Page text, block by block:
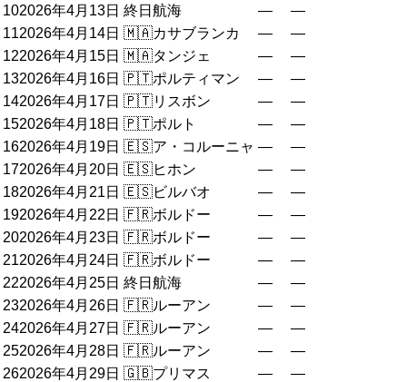
102026年4月13日 終日航海 —
—
112026年4月14日 🇲🇦カサブランカ —
—
122026年4月15日 🇲🇦タンジェ —
—
132026年4月16日 🇵🇹ポルティマン —
—
142026年4月17日 🇵🇹リスボン —
—
152026年4月18日 🇵🇹ポルト —
—
162026年4月19日 🇪🇸ア・コルーニャ —
—
172026年4月20日 🇪🇸ヒホン —
—
182026年4月21日 🇪🇸ビルバオ —
—
192026年4月22日 🇫🇷ボルドー —
—
202026年4月23日 🇫🇷ボルドー —
—
212026年4月24日 🇫🇷ボルドー —
—
222026年4月25日 終日航海 —
—
232026年4月26日 🇫🇷ルーアン —
—
242026年4月27日 🇫🇷ルーアン —
—
252026年4月28日 🇫🇷ルーアン —
—
262026年4月29日 🇬🇧プリマス —
—